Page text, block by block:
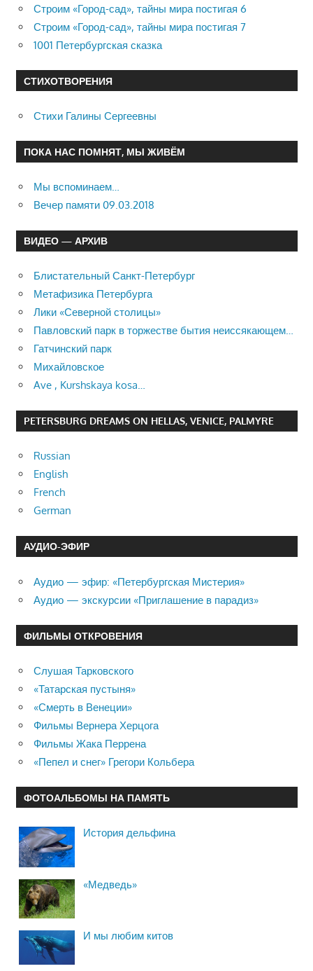
Строим «Город-сад», тайны мира постигая 6
Строим «Город-сад», тайны мира постигая 7
1001 Петербургская сказка
СТИХОТВОРЕНИЯ
Стихи Галины Сергеевны
ПОКА НАС ПОМНЯТ, МЫ ЖИВЁМ
Мы вспоминаем…
Вечер памяти 09.03.2018
ВИДЕО — АРХИВ
Блистательный Санкт-Петербург
Метафизика Петербурга
Лики «Северной столицы»
Павловский парк в торжестве бытия неиссякающем…
Гатчинский парк
Михайловское
Ave , Kurshskaya kosa…
PETERSBURG DREAMS ON HELLAS, VENICE, PALMYRE
Russian
English
French
German
АУДИО-ЭФИР
Аудио — эфир: «Петербургская Мистерия»
Аудио — экскурсии «Приглашение в парадиз»
ФИЛЬМЫ ОТКРОВЕНИЯ
Слушая Тарковского
«Татарская пустыня»
«Смерть в Венеции»
Фильмы Вернера Херцога
Фильмы Жака Перрена
«Пепел и снег» Грегори Кольбера
ФОТОАЛЬБОМЫ НА ПАМЯТЬ
История дельфина
«Медведь»
И мы любим китов